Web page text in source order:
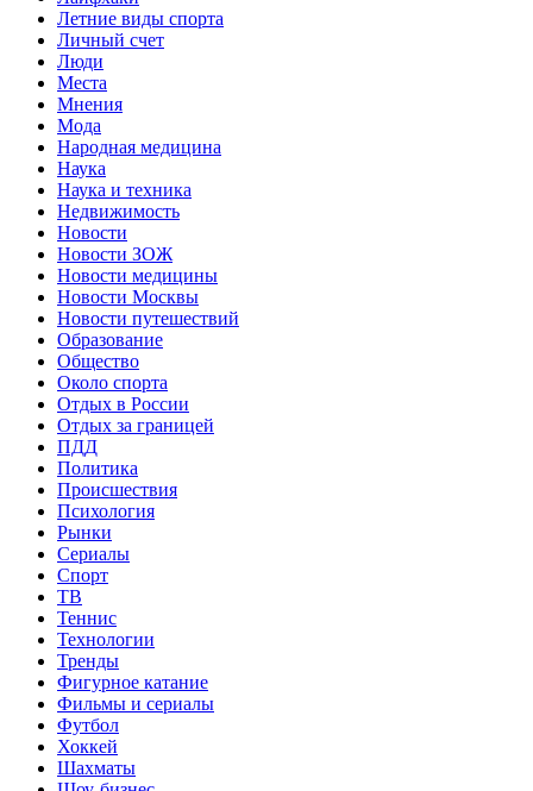
Летние виды спорта
Личный счет
Люди
Места
Мнения
Мода
Народная медицина
Наука
Наука и техника
Недвижимость
Новости
Новости ЗОЖ
Новости медицины
Новости Москвы
Новости путешествий
Образование
Общество
Около спорта
Отдых в России
Отдых за границей
ПДД
Политика
Происшествия
Психология
Рынки
Сериалы
Спорт
ТВ
Теннис
Технологии
Тренды
Фигурное катание
Фильмы и сериалы
Футбол
Хоккей
Шахматы